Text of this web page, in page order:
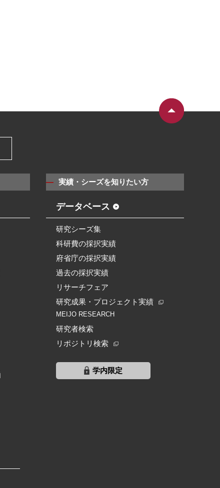
実績・シーズを知りたい方
データベース
研究シーズ集
科研費の採択実績
府省庁の採択実績
過去の採択実績
リサーチフェア
研究成果・プロジェクト実績
MEIJO RESEARCH
研究者検索
リポジトリ検索
学内限定